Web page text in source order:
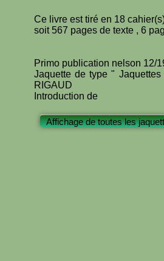
Ce livre est tiré en 18
soit 567 pages de texte , 6
Primo publication nelson 12/
Jaquette de type "
RIGAUD
Introduction de
Affichage de toutes les